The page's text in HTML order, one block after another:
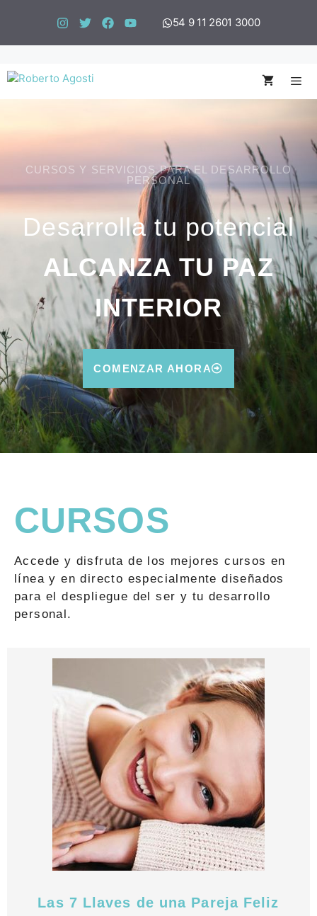
54 9 11 2601 3000
CURSOS Y SERVICIOS PARA EL DESARROLLO
PERSONAL
Desarrolla tu potencial
ALCANZA TU PAZ
INTERIOR
COMENZAR AHORA
CURSOS
Accede y disfruta de los mejores cursos en
línea y en directo especialmente diseñados
para el despliegue del ser y tu desarrollo
personal.
Las 7 Llaves de una Pareja Feliz